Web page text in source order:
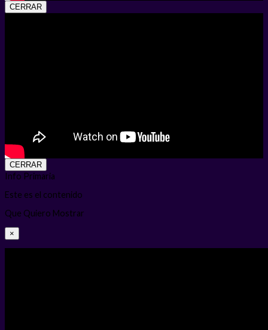
CERRAR
CERRAR
Info Primaria
Este es el contenido
Que Quiero Mostrar
×